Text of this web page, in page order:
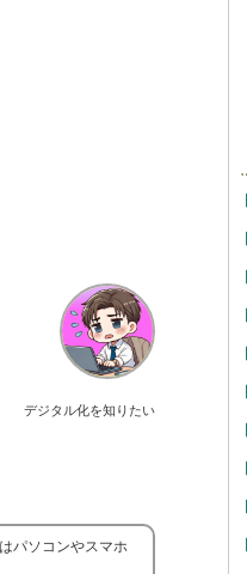
デジタル化を知りたい
パソコンやスマホ